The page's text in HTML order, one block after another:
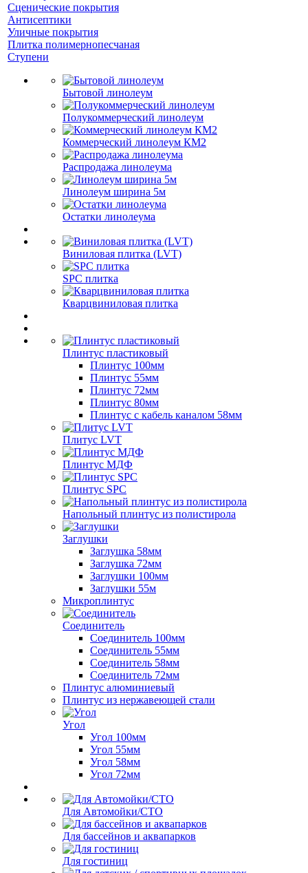
Сценические покрытия
Антисептики
Уличные покрытия
Плитка полимернопесчаная
Ступени
Бытовой линолеум
Полукоммерческий линолеум
Коммерческий линолеум КМ2
Распродажа линолеума
Линолеум ширина 5м
Остатки линолеума
Виниловая плитка (LVT)
SPC плитка
Кварцвиниловая плитка
Плинтус пластиковый
Плинтус 100мм
Плинтус 55мм
Плинтус 72мм
Плинтус 80мм
Плинтус с кабель каналом 58мм
Плитус LVT
Плинтус МДФ
Плинтус SPC
Напольный плинтус из полистирола
Заглушки
Заглушка 58мм
Заглушка 72мм
Заглушки 100мм
Заглушки 55м
Микроплинтус
Соединитель
Соединитель 100мм
Соединитель 55мм
Соединитель 58мм
Соединитель 72мм
Плинтус алюминиевый
Плинтус из нержавеющей стали
Угол
Угол 100мм
Угол 55мм
Угол 58мм
Угол 72мм
Для Автомойки/СТО
Для бассейнов и аквапарков
Для гостиниц